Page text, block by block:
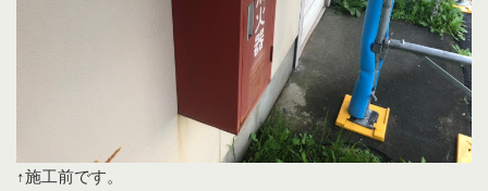
↑施工前です。